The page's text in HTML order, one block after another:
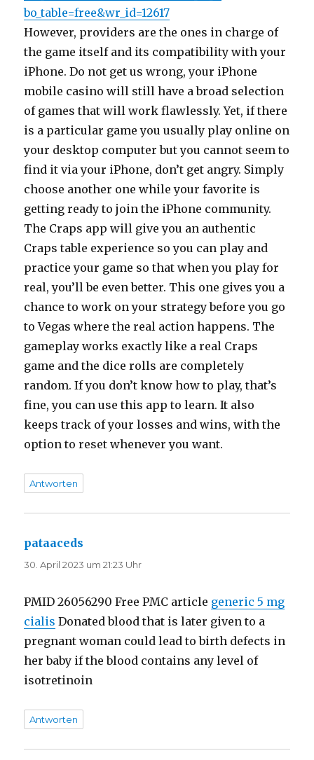
bo_table=free&wr_id=12617
However, providers are the ones in charge of
the game itself and its compatibility with your
iPhone. Do not get us wrong, your iPhone
mobile casino will still have a broad selection
of games that will work flawlessly. Yet, if there
is a particular game you usually play online on
your desktop computer but you cannot seem to
find it via your iPhone, don’t get angry. Simply
choose another one while your favorite is
getting ready to join the iPhone community.
The Craps app will give you an authentic
Craps table experience so you can play and
practice your game so that when you play for
real, you’ll be even better. This one gives you a
chance to work on your strategy before you go
to Vegas where the real action happens. The
gameplay works exactly like a real Craps
game and the dice rolls are completely
random. If you don’t know how to play, that’s
fine, you can use this app to learn. It also
keeps track of your losses and wins, with the
option to reset whenever you want.
Antworten
pataaceds
30. April 2023 um 21:23 Uhr
PMID 26056290 Free PMC article generic 5 mg
cialis Donated blood that is later given to a
pregnant woman could lead to birth defects in
her baby if the blood contains any level of
isotretinoin
Antworten